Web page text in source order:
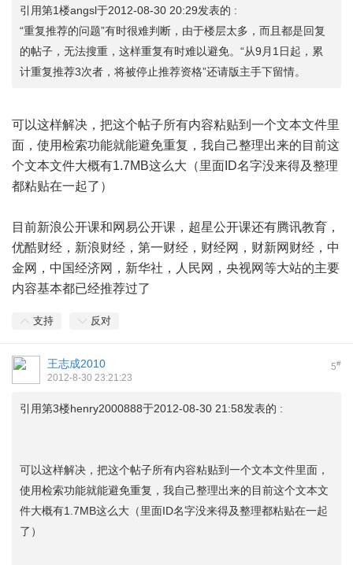
引用第1楼angsl于2012-08-30 20:29发表的 :
“重复推荐的问题”有时很难判断，由于楼层太多，而且都是回复
的帖子，无法搜重，这样重复有时难以避免。“从9月1日起，累
计重复推荐3次者，将被停止推荐资格”还请版主手下留情。
可以这样解决，把这个帖子所有内容粘贴到一个文本文件里
面，使用检索功能就能避免重复，我自己整理出来的目前这
个文本文件大概有1.7MB这么大（里面ID名字没来得及整理
都粘贴在一起了）
目前新浪公开课和网易公开课，超星公开课还有腾讯教育，
优酷财经，新浪财经，第一财经，财经网，财新网财经，中
金网，中国经济网，新华社，人民网，央视网等大站的主要
内容基本都已经推荐过了
支持 反对
5#
王志成2010
2012-8-30 23:21:23
引用第3楼henry2000888于2012-08-30 21:58发表的 :
可以这样解决，把这个帖子所有内容粘贴到一个文本文件里面，
使用检索功能就能避免重复，我自己整理出来的目前这个文本文
件大概有1.7MB这么大（里面ID名字没来得及整理都粘贴在一起
了）